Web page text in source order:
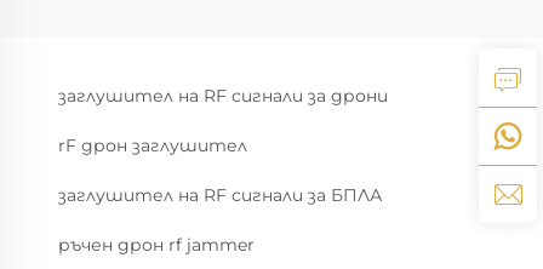
заглушител на RF сигнали за дрони
rF дрон заглушител
заглушител на RF сигнали за БПЛА
ръчен дрон rf jammer